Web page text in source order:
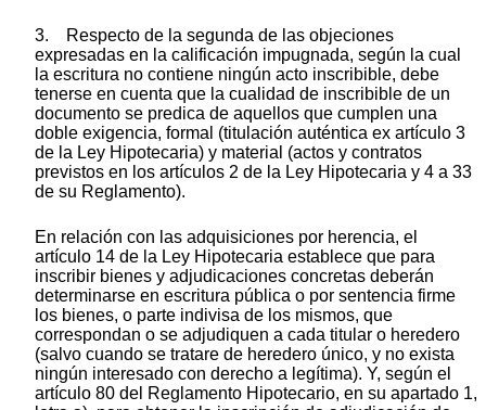
3. Respecto de la segunda de las objeciones
expresadas en la calificación impugnada, según la cual
la escritura no contiene ningún acto inscribible, debe
tenerse en cuenta que la cualidad de inscribible de un
documento se predica de aquellos que cumplen una
doble exigencia, formal (titulación auténtica ex artículo 3
de la Ley Hipotecaria) y material (actos y contratos
previstos en los artículos 2 de la Ley Hipotecaria y 4 a 33
de su Reglamento).
En relación con las adquisiciones por herencia, el
artículo 14 de la Ley Hipotecaria establece que para
inscribir bienes y adjudicaciones concretas deberán
determinarse en escritura pública o por sentencia firme
los bienes, o parte indivisa de los mismos, que
correspondan o se adjudiquen a cada titular o heredero
(salvo cuando se tratare de heredero único, y no exista
ningún interesado con derecho a legítima). Y, según el
artículo 80 del Reglamento Hipotecario, en su apartado 1,